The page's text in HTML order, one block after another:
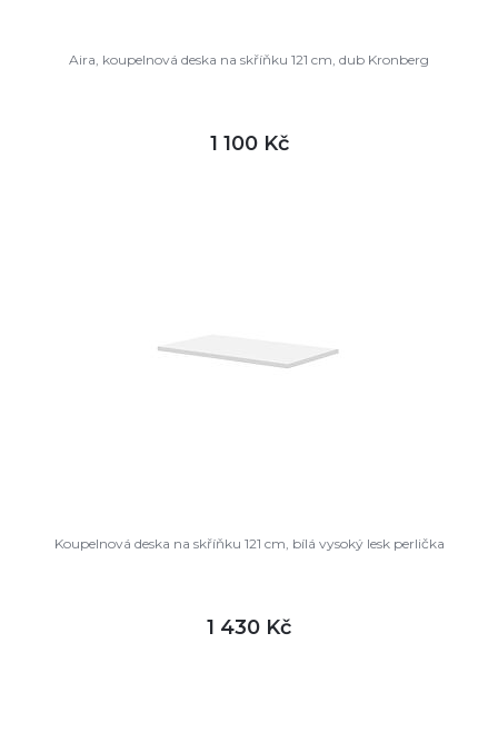
Aira, koupelnová deska na skříňku 121 cm, dub Kronberg
1 100 Kč
Koupelnová deska na skříňku 121 cm, bílá vysoký lesk perlička
1 430 Kč